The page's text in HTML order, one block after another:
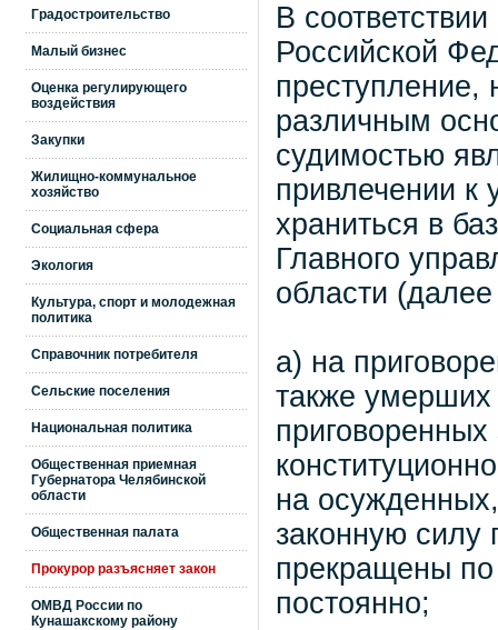
Градостроительство
Малый бизнес
Оценка регулирующего
воздействия
Закупки
Жилищно-коммунальное
хозяйство
Социальная сфера
Экология
Культура, спорт и молодежная
политика
Справочник потребителя
Сельские поселения
Национальная политика
Общественная приемная
Губернатора Челябинской
области
Общественная палата
Прокурор разъясняет закон
ОМВД России по
Кунашакскому району
В
Российской
преступление,
различным
судимостью
привлечении к
храниться в
Главного
области
а) на
также
на
законную силу
прекращены
постоянно;